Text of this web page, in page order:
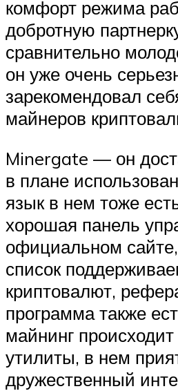
комфорт режима
добротную
сравнительно
он уже очень
зарекомендовал
майнеров
Minergate — он
в плане
язык в нем тоже
хорошая панель
официальном
список
криптовалют,
программа также
майнинг
утилиты, в нем
дружественный